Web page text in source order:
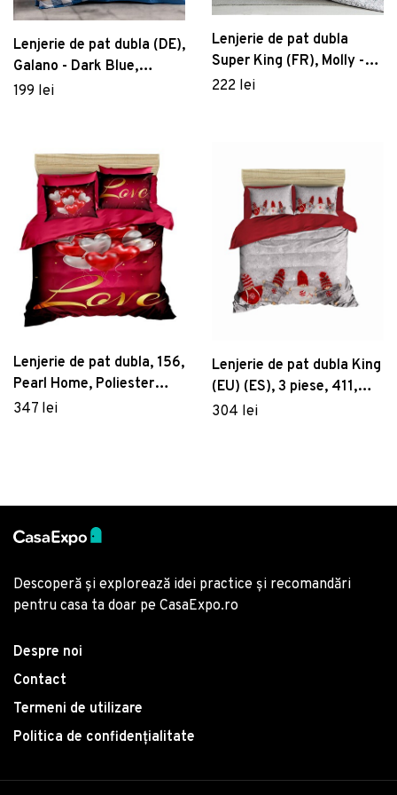
Lenjerie de pat dubla (DE),
Galano - Dark Blue,
Cotton Box, Bumbac
199 lei
Lenjerie de pat dubla
Super King (FR), Molly -
Anthracite, Cotton Box,
222 lei
Lenjerie de pat dubla, 156,
Pearl Home, Poliester
Satinat
347 lei
Lenjerie de pat dubla King
(EU) (ES), 3 piese, 411,
Pearl Home, Poliester
304 lei
Descoperă și explorează idei practice și recomandări
pentru casa ta doar pe CasaExpo.ro
Despre noi
Contact
Termeni de utilizare
Politica de confidențialitate